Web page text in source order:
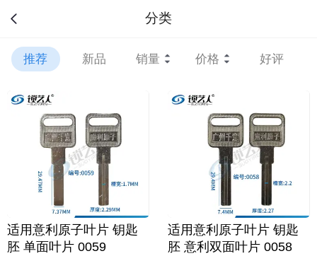
分类
推荐 新品 销量 价格 好评
适用意利原子叶片 钥匙
胚 单面叶片 0059
适用意利原子叶片 钥匙
胚 意利双面叶片 0058